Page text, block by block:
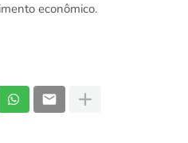
econômico.